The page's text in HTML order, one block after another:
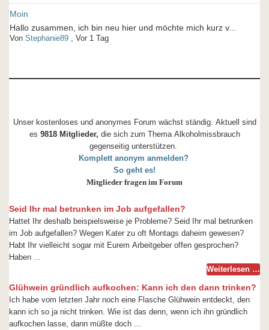
Moin
Hallo zusammen, ich bin neu hier und möchte mich kurz v...
Von Stephanie89 Vor 1 Tag
Unser kostenloses und anonymes Forum wächst ständig. Aktuell sind
es 9818 Mitglieder, die sich zum Thema Alkoholmissbrauch
gegenseitig unterstützen.
Komplett anonym anmelden?
So geht es!
Mitglieder fragen im Forum
Seid Ihr mal betrunken im Job aufgefallen?
Hattet Ihr deshalb beispielsweise je Probleme? Seid Ihr mal betrunken
im Job aufgefallen? Wegen Kater zu oft Montags daheim gewesen?
Habt Ihr vielleicht sogar mit Eurem Arbeitgeber offen gesprochen?
Haben ...
Weiterlesen …
Glühwein gründlich aufkochen: Kann ich den dann trinken?
Ich habe vom letzten Jahr noch eine Flasche Glühwein entdeckt, den
kann ich so ja nicht trinken. Wie ist das denn, wenn ich ihn gründlich
aufkochen lasse, dann müßte doch ...